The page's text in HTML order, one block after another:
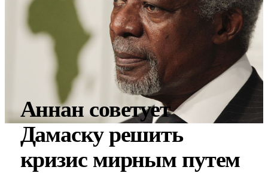
Аннан советует
Дамаску решить
кризис мирным путем